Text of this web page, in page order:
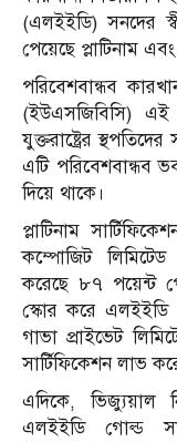
(এলইইডি) সনদের
পেয়েছে প্লাটিনাম
পরিবেশবান্ধব
(ইউএসজিবিসি) এই
যুক্তরাষ্ট্রের
এটি পরিবেশবান্ধব
দিয়ে থাকে।
প্লাটিনাম
কম্পোজিট লিমিটেড
করেছে ৮৭ পয়েন্ট
স্কোর করে এলইইডি
গাভা প্রাইভেট
সার্টিফিকেশন লাভ
এদিকে, ভিজ্যুয়াল
এলইইডি গোল্ড